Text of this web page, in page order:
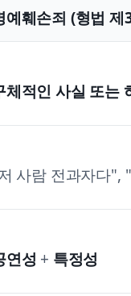
예훼손죄 (형법
체적인 사실 또는
사람 전과자다",
연성 + 특정성